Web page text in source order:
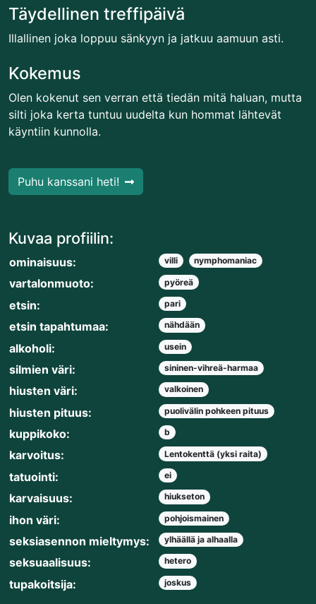
Täydellinen treffipäivä
Illallinen joka loppuu sänkyyn ja jatkuu aamuun asti.
Kokemus
Olen kokenut sen verran että tiedän mitä haluan, mutta
silti joka kerta tuntuu uudelta kun hommat lähtevät
käyntiin kunnolla.
Puhu kanssani heti!
Kuvaa profiilin:
ominaisuus: villi nymphomaniac
vartalonmuoto: pyöreä
etsin: pari
etsin tapahtumaa: nähdään
alkoholi: usein
silmien väri: sininen-vihreä-harmaa
hiusten väri: valkoinen
hiusten pituus: puolivälin pohkeen pituus
kuppikoko: b
karvoitus: Lentokenttä (yksi raita)
tatuointi: ei
karvaisuus: hiukseton
ihon väri: pohjoismainen
seksiasennon mieltymys: ylhäällä ja alhaalla
seksuaalisuus: hetero
tupakoitsija: joskus